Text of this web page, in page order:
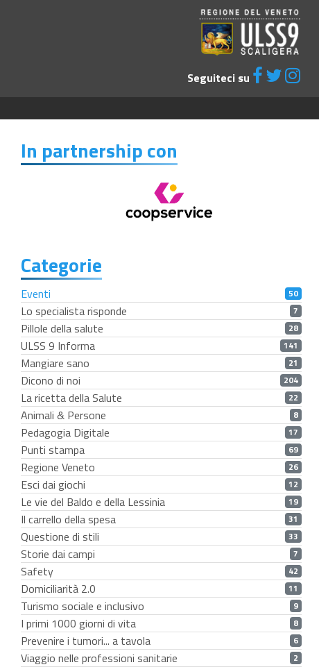
Seguiteci su
In partnership con
Categorie
Eventi 50
Lo specialista risponde 7
Pillole della salute 28
ULSS 9 Informa 141
Mangiare sano 21
Dicono di noi 204
La ricetta della Salute 22
Animali & Persone 8
Pedagogia Digitale 17
Punti stampa 69
Regione Veneto 26
Esci dai giochi 12
Le vie del Baldo e della Lessinia 19
Il carrello della spesa 31
Questione di stili 33
Storie dai campi 7
Safety 42
Domiciliarità 2.0 11
Turismo sociale e inclusivo 9
I primi 1000 giorni di vita 8
Prevenire i tumori... a tavola 6
Viaggio nelle professioni sanitarie 2